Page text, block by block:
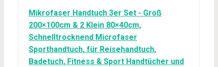
Mikrofaser Handtuch 3er Set - Groß
200×100cm & 2 Klein 80×40cm,
Schnelltrocknend Microfaser
Sporthandtuch, für Reisehandtuch,
Badetuch, Fitness & Sport Handtücher und